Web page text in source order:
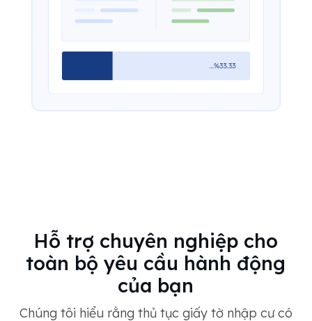
Hỗ trợ chuyên nghiệp cho
toàn bộ yêu cầu hành động
của bạn
Chúng tôi hiểu rằng thủ tục giấy tờ nhập cư có